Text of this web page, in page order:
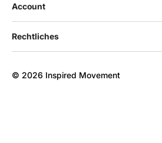
Account
Rechtliches
© 2026 Inspired Movement